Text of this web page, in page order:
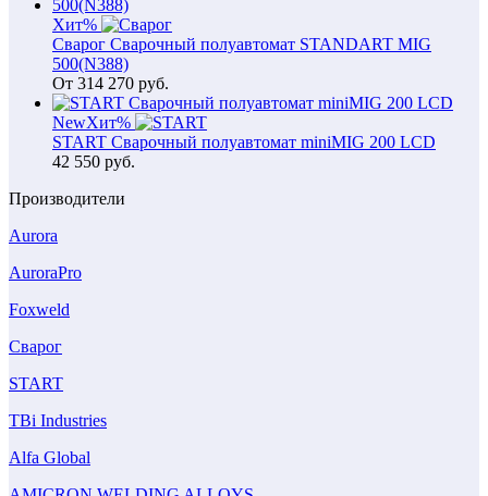
Хит%
Сварог Сварочный полуавтомат STANDART MIG
500(N388)
От 314 270 руб.
NewХит%
START Сварочный полуавтомат miniMIG 200 LCD
42 550 руб.
Производители
Aurora
AuroraPro
Foxweld
Сварог
START
TBi Industries
Alfa Global